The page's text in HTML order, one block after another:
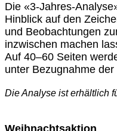
Die «3-Jahres-
Hinblick auf den
und Beobachtungen
inzwischen machen
Auf 40–60 Seiten
unter Bezugnahme
Die Analyse ist erhältlich
Weihnachtsaktion